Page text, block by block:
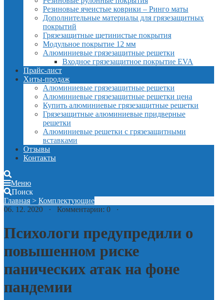
Резиновые ячеистые коврики – Ринго маты
Дополнительные материалы для грязезащитных
покрытий
Грязезащитные щетинистые покрытия
Модульное покрытие 12 мм
Алюминиевые грязезащитные решетки
Входное грязезащитное покрытие EVA
Прайс-лист
Хиты-продаж
Алюминиевые грязезащитные решетки
Алюминиевые грязезащитные решетки цена
Купить алюминиевые грязезащитные решетки
Грязезащитные алюминиевые придверные
решетки
Алюминиевые решетки с грязезащитными
вставками
Отзывы
Контакты
Меню
Поиск
Главная > Комплектующие
06. 12. 2020 · Комментарии: 0 ·
Психологи предупредили о
повышенном риске
панических атак на фоне
пандемии